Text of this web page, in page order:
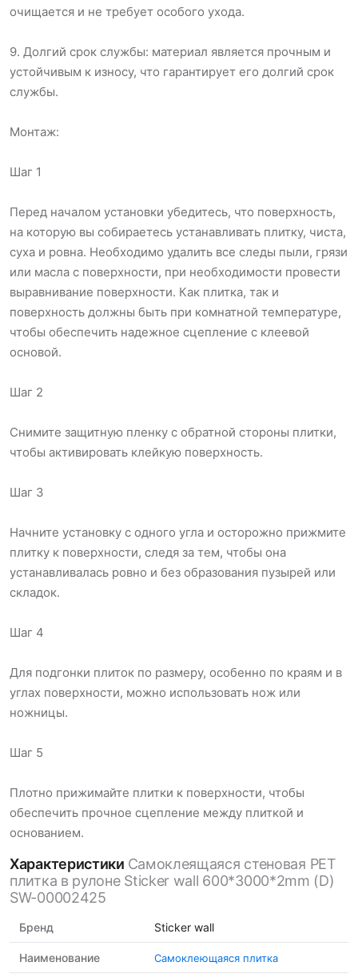
очищается и не требует особого ухода.
9. Долгий срок службы: материал является прочным и
устойчивым к износу, что гарантирует его долгий срок
службы.
Монтаж:
Шаг 1
Перед началом установки убедитесь, что поверхность,
на которую вы собираетесь устанавливать плитку, чиста,
суха и ровна. Необходимо удалить все следы пыли, грязи
или масла с поверхности, при необходимости провести
выравнивание поверхности. Как плитка, так и
поверхность должны быть при комнатной температуре,
чтобы обеспечить надежное сцепление с клеевой
основой.
Шаг 2
Снимите защитную пленку с обратной стороны плитки,
чтобы активировать клейкую поверхность.
Шаг 3
Начните установку с одного угла и осторожно прижмите
плитку к поверхности, следя за тем, чтобы она
устанавливалась ровно и без образования пузырей или
складок.
Шаг 4
Для подгонки плиток по размеру, особенно по краям и в
углах поверхности, можно использовать нож или
ножницы.
Шаг 5
Плотно прижимайте плитки к поверхности, чтобы
обеспечить прочное сцепление между плиткой и
основанием.
Характеристики Самоклеящаяся стеновая PET
плитка в рулоне Sticker wall 600*3000*2mm (D)
SW-00002425
Бренд Sticker wall
Наименование Cамоклеющаяся плитка